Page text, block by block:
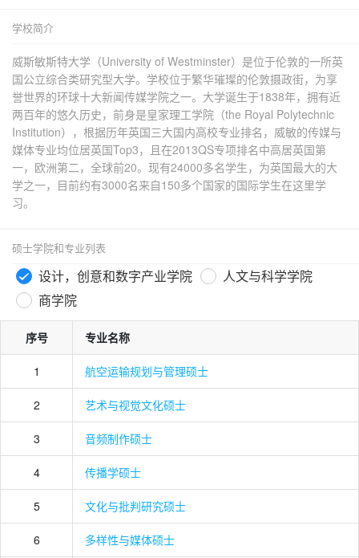
学校简介
威斯敏斯特大学（University of Westminster）是位于伦敦的一所英
国公立综合类研究型大学。学校位于繁华璀璨的伦敦摄政街，为享
誉世界的环球十大新闻传媒学院之一。大学诞生于1838年，拥有近
两百年的悠久历史，前身是皇家理工学院（the Royal Polytechnic
Institution），根据历年英国三大国内高校专业排名，威敏的传媒与
媒体专业均位居英国Top3，且在2013QS专项排名中高居英国第
一，欧洲第二，全球前20。现有24000多名学生，为英国最大的大
学之一，目前约有3000名来自150多个国家的国际学生在这里学
习。
硕士学院和专业列表
设计，创意和数字产业学院
人文与科学学院
商学院
序号 专业名称
1 航空运输规划与管理硕士
2 艺术与视觉文化硕士
3 音频制作硕士
4 传播学硕士
5 文化与批判研究硕士
6 多样性与媒体硕士